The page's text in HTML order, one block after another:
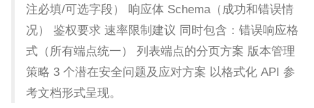
注必填/可选字段） 响应体 Schema（成功和错误情
况） 鉴权要求 速率限制建议 同时包含：错误响应格
式（所有端点统一） 列表端点的分页方案 版本管理
策略 3 个潜在安全问题及应对方案 以格式化 API 参
考文档形式呈现。